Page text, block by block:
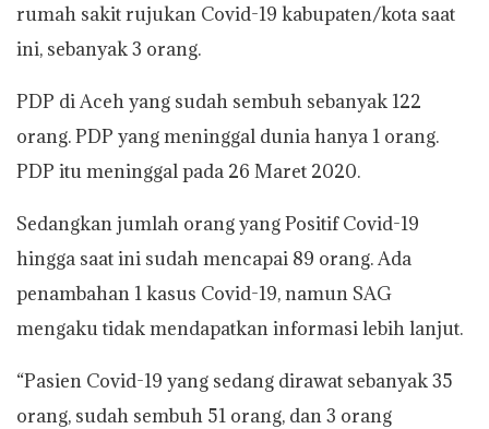
rumah sakit rujukan Covid-19 kabupaten/kota saat
ini, sebanyak 3 orang.
PDP di Aceh yang sudah sembuh sebanyak 122
orang. PDP yang meninggal dunia hanya 1 orang.
PDP itu meninggal pada 26 Maret 2020.
Sedangkan jumlah orang yang Positif Covid-19
hingga saat ini sudah mencapai 89 orang. Ada
penambahan 1 kasus Covid-19, namun SAG
mengaku tidak mendapatkan informasi lebih lanjut.
“Pasien Covid-19 yang sedang dirawat sebanyak 35
orang, sudah sembuh 51 orang, dan 3 orang